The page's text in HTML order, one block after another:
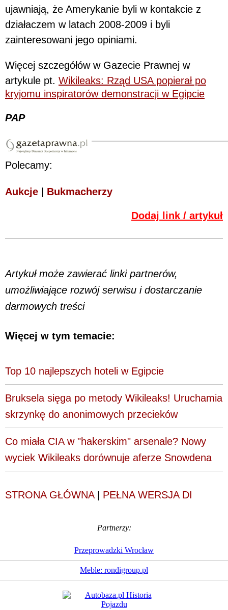
ujawniają, że Amerykanie byli w kontakcie z
działaczem w latach 2008-2009 i byli
zainteresowani jego opiniami.
Więcej szczegółów w Gazecie Prawnej w
artykule pt. Wikileaks: Rząd USA popierał po
kryjomu inspiratorów demonstracji w Egipcie
PAP
Polecamy:
Aukcje Bukmacherzy
Dodaj link / artykuł
Artykuł może zawierać linki partnerów,
umożliwiające rozwój serwisu i dostarczanie
darmowych treści
Więcej w tym temacie:
Top 10 najlepszych hoteli w Egipcie
Bruksela sięga po metody Wikileaks! Uruchamia
skrzynkę do anonimowych przecieków
Co miała CIA w "hakerskim" arsenale? Nowy
wyciek Wikileaks dorównuje aferze Snowdena
STRONA GŁÓWNA| PEŁNA WERSJA DI
Partnerzy:
Przeprowadzki Wrocław
Meble: rondigroup.pl